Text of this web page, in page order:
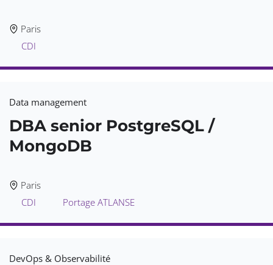
Paris
CDI
Data management
DBA senior PostgreSQL /
MongoDB
Paris
CDI
Portage ATLANSE
DevOps & Observabilité